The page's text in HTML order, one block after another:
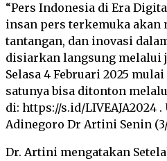
“Pers Indonesia di Era
insan pers terkemuka akan
tantangan, dan inovasi
disiarkan langsung melalui
Selasa 4 Februari 2025
satunya bisa ditonton
di: https://s.id/LIVEAJA2024
Adinegoro Dr Artini Senin
Dr. Artini mengatakan